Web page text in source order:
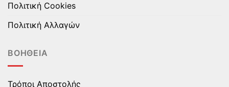
Πολιτική Cookies
Πολιτική Αλλαγών
ΒΟΉΘΕΙΑ
Τρόποι Αποστολής